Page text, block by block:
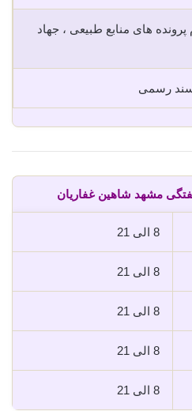
پرونده های منابع طبیعی ، جهاد
رسمی
مشهد شاهین غفاریان
8 الی 21
8 الی 21
8 الی 21
8 الی 21
8 الی 21